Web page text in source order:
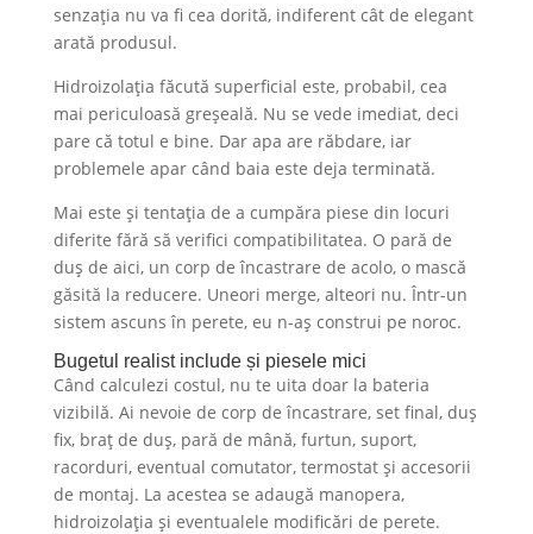
senzația nu va fi cea dorită, indiferent cât de elegant
arată produsul.
Hidroizolația făcută superficial este, probabil, cea
mai periculoasă greșeală. Nu se vede imediat, deci
pare că totul e bine. Dar apa are răbdare, iar
problemele apar când baia este deja terminată.
Mai este și tentația de a cumpăra piese din locuri
diferite fără să verifici compatibilitatea. O pară de
duș de aici, un corp de încastrare de acolo, o mască
găsită la reducere. Uneori merge, alteori nu. Într-un
sistem ascuns în perete, eu n-aș construi pe noroc.
Bugetul realist include și piesele mici
Când calculezi costul, nu te uita doar la bateria
vizibilă. Ai nevoie de corp de încastrare, set final, duș
fix, braț de duș, pară de mână, furtun, suport,
racorduri, eventual comutator, termostat și accesorii
de montaj. La acestea se adaugă manopera,
hidroizolația și eventualele modificări de perete.